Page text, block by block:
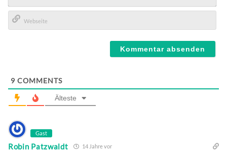
E-
Mail*
9 COMMENTS
Älteste
Gast
Robin Patzwaldt 14 Jahre vor